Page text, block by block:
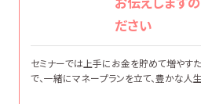
お伝えします
ださい
セミナーでは上手にお金を貯めて増やす
で、一緒にマネープランを立て、豊かな人生